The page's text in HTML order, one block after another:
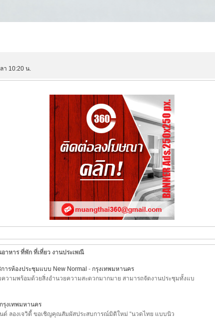
า 10:20 น.
าหาร ที่พัก ที่เที่ยว งานประเพณี
ารห้องประชุมแบบ New Normal - กรุงเทพมหานคร
ความพร้อมด้วยสิ่งอำนวยความสะดวกมากมาย สามารถจัดงานประชุมทั้งแบ
รุงเทพมหานคร
นด์ ลองเจวิตี้ ขอเชิญคุณสัมผัสประสบการณ์มิติใหม่ “นวดไทย แบบนิว